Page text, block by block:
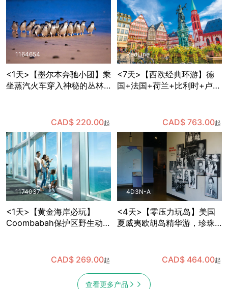
1164654
<1天>【墨尔本奔驰小团】乘
坐蒸汽火车穿入神秘的丛林
CAD$ 220.00起
RedLine
<7天>【西欧经典环游】德
国+法国+荷兰+比利时+卢森
CAD$ 763.00起
1174037
<1天>【黄金海岸必玩】
Coombabah保护区野生动物
含保护区与国家公园门票 (布
CAD$ 269.00起
4D3N-A
<4天>【零压力玩岛】美国
夏威夷欧胡岛精华游，珍珠
CAD$ 464.00起
查看更多产品